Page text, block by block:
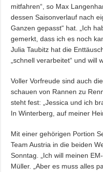
mitfahren“, so Max
dessen Saisonverlauf nach
Ganzen gepasst“ hat. „Ich
gemerkt, dass ich es noch
Julia Taubitz hat die
„schnell verarbeitet“ und will
Voller Vorfreude sind auch
schauen von Rannen zu
steht fest: „Jessica und ich
In Winterberg, auf meiner
Mit einer gehörigen Portion
Team Austria in die beiden
Sonntag. „Ich will meinen
Müller. „Aber es muss alles